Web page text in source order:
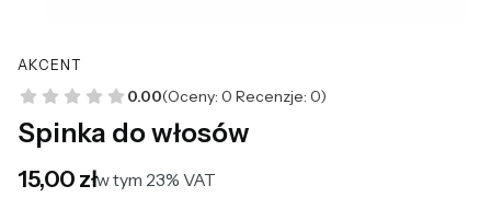
AKCENT
0.00(Oceny: 0 Recenzje: 0)
Spinka do włosów
Cena
15,00 złw tym 23% VAT
w tym 23% VAT